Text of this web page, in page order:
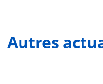
Autres